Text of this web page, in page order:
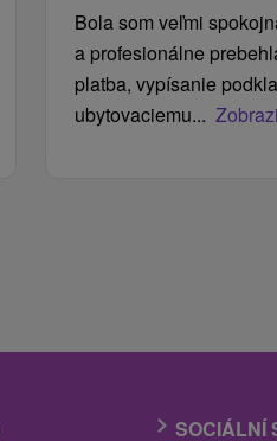
Bola som veľmi
a profesionálne
platba, vypísanie
ubytovaciemu...
SOCIÁLNÍ